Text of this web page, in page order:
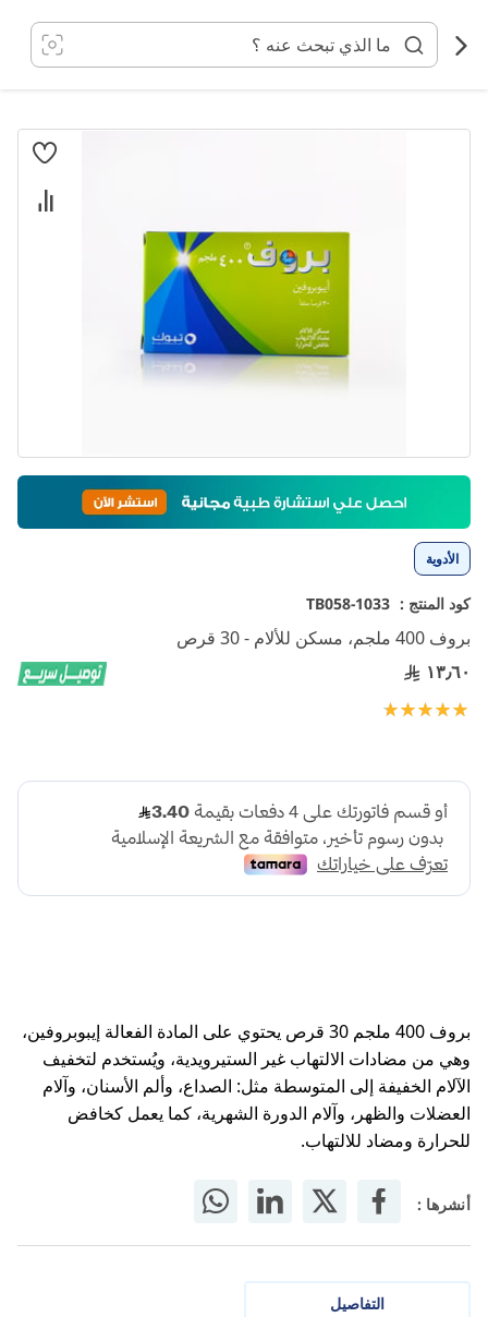
المحتوى
الأدوية
كود المنتج : 1033-TB058
بروف 400 ملجم، مسكن للألام - 30 قرص
١٣٫٦٠
تقييم:
بروف 400 ملجم 30 قرص يحتوي على المادة الفعالة إيبوبروفين،
وهي من مضادات الالتهاب غير الستيرويدية، ويُستخدم لتخفيف
الآلام الخفيفة إلى المتوسطة مثل: الصداع، وألم الأسنان، وآلام
العضلات والظهر، وآلام الدورة الشهرية، كما يعمل كخافض
للحرارة ومضاد للالتهاب.
أنشرها :
انتقل
تخطي
بداية
معرض
الصور
التفاصيل